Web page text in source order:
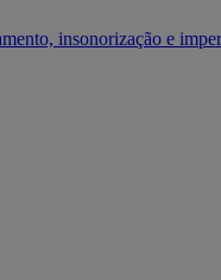
insonorização e